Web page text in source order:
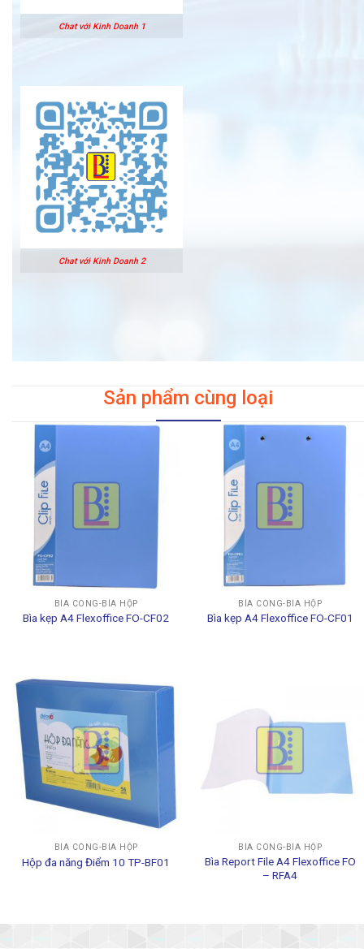
Chat với Kinh Doanh 1
Chat với Kinh Doanh 2
Sản phẩm cùng loại
BÌA CÒNG-BÌA HỘP
Bìa kẹp A4 Flexoffice FO-CF02
BÌA CÒNG-BÌA HỘP
Bìa kẹp A4 Flexoffice FO-CF01
BÌA CÒNG-BÌA HỘP
Hộp đa năng Điểm 10 TP-BF01
BÌA CÒNG-BÌA HỘP
Bìa Report File A4 Flexoffice FO
– RFA4